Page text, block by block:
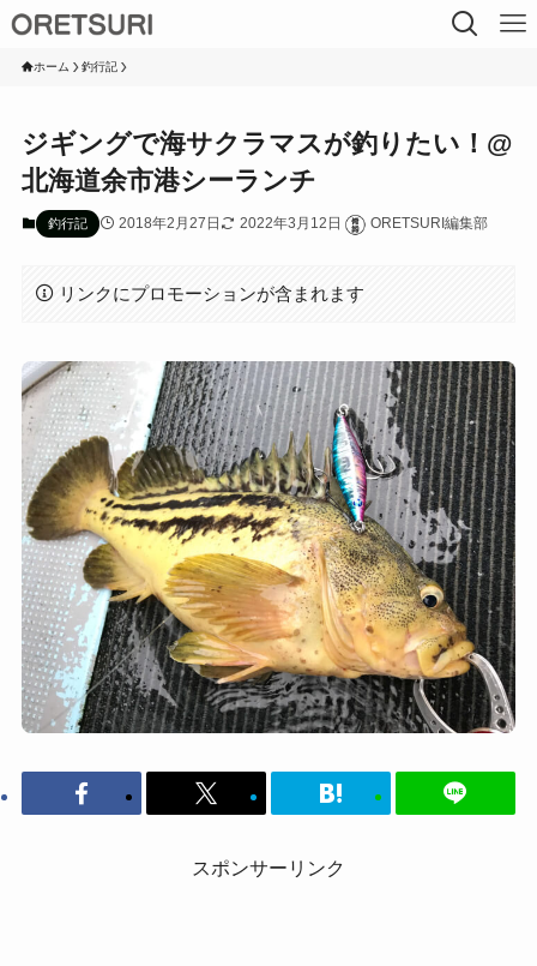
ホーム 釣行記
ジギングで海サクラマスが釣りたい！@
北海道余市港シーランチ
釣行記 2018年2月27日 2022年3月12日 ORETSURI編集部
リンクにプロモーションが含まれます
スポンサーリンク